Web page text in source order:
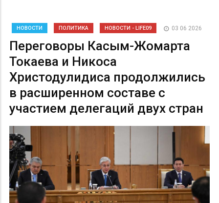
НОВОСТИ ПОЛИТИКА НОВОСТИ - LIFE09 03 06 2026
Переговоры Касым-Жомарта
Токаева и Никоса
Христодулидиса продолжились
в расширенном составе с
участием делегаций двух стран